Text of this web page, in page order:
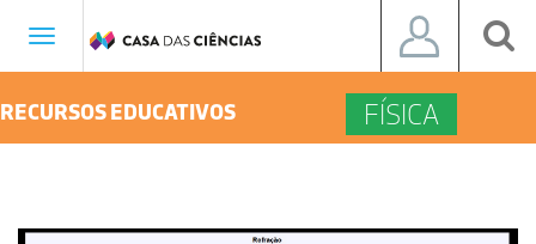
Toggle
RECURSOS EDUCATIVOS FÍSICA